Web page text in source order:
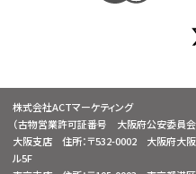
株式会社ACTマーケティング
（古物営業許可証番号 大阪府公安委員
大阪支店 住所：〒532-0002 大阪府大阪
ル5F